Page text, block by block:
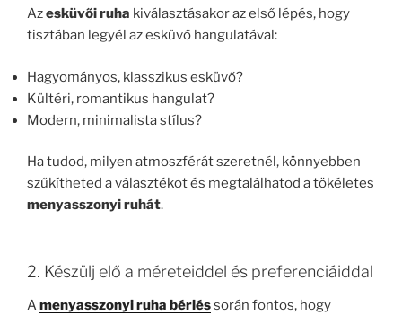
Azesküvői ruha kiválasztásakor az első lépés, hogy
tisztában legyél az esküvő hangulatával:
Hagyományos, klasszikus esküvő?
Kültéri, romantikus hangulat?
Modern, minimalista stílus?
Ha tudod, milyen atmoszférát szeretnél, könnyebben
szűkítheted a választékot és megtalálhatod a tökéletes
menyasszonyi ruhát.
2. Készülj elő a méreteiddel és preferenciáiddal
Amenyasszonyi ruha bérléssorán fontos, hogy